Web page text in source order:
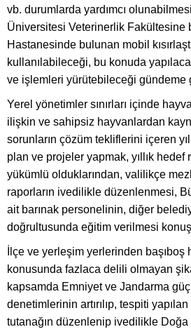
vb. durumlarda yardımcı
Üniversitesi Veterinerlik Fakültesine
Hastanesinde bulunan mobil
kullanılabileceği, bu konuda
ve işlemleri yürütebileceği gündeme
Yerel yönetimler sınırları içinde
ilişkin ve sahipsiz hayvanlardan
sorunların çözüm tekliflerini içeren
plan ve projeler yapmak, yıllık hedef
yükümlü olduklarından, valilikçe
raporların ivedilikle düzenlenmesi,
ait barınak personelinin, diğer
doğrultusunda eğitim verilmesi
İlçe ve yerleşim yerlerinden başıboş
konusunda fazlaca delili olmayan
kapsamda Emniyet ve Jandarma
denetimlerinin artırılıp, tespiti
tutanağın düzenlenip ivedilikle